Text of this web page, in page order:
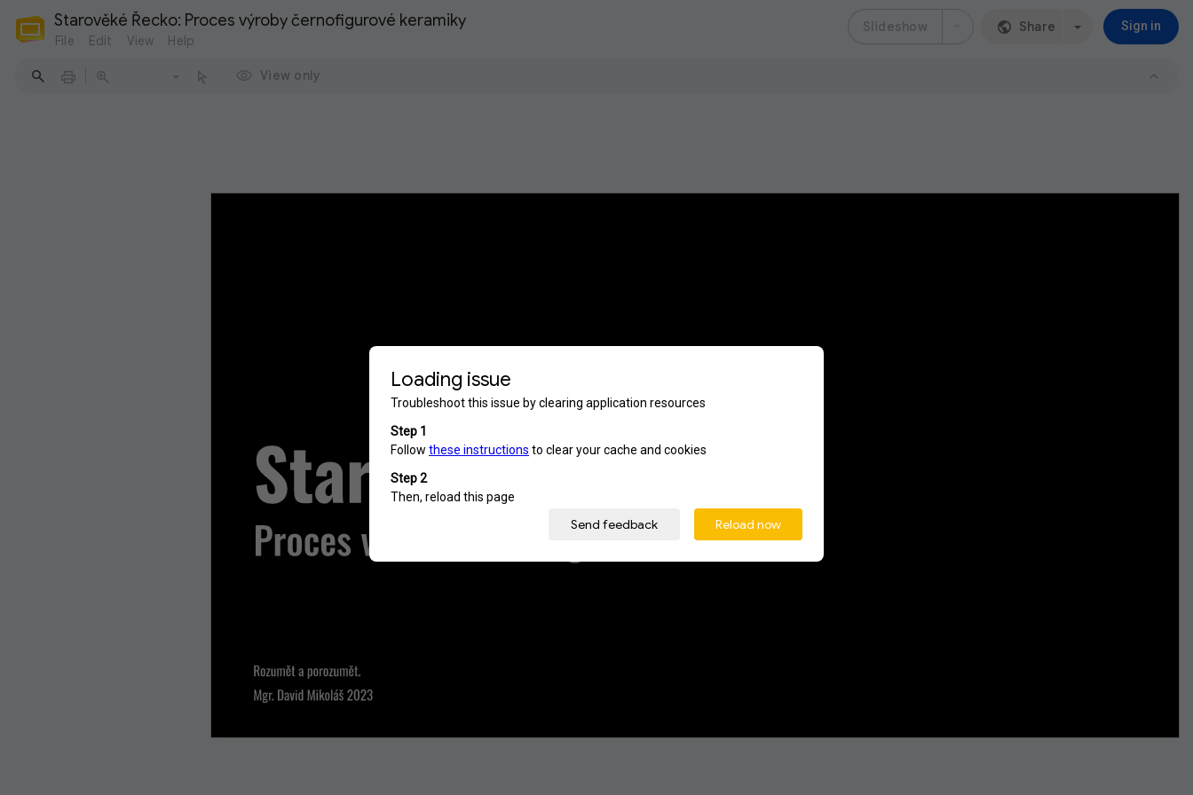
Starověké Řecko: Proces výroby černofigurové keramiky Slideshow Share Sign in
File Edit View Help
View only